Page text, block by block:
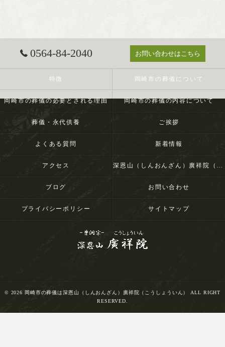
0564-84-2040 お問い合わせはこちら
特徴 岡崎市の葬儀について
岡崎市の葬儀の必要とされる理由 岡崎市の葬儀の内容について
葬儀・永代供養 ご挨拶
よくある質問 新着情報
アクセス 深恩山（しんおんざん）廣祥院（こうしょういん）
ブログ お問い合わせ
プライバシーポリシー サイトマップ
© 2026 岡崎市の葬儀は深恩山（しんおんざん）廣祥院（こうしょういん） ALL RIGHT
RESERVED.